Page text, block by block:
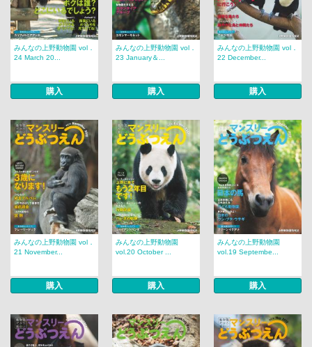
みんなの上野動物園 vol．
24 March 20...
購入
みんなの上野動物園 vol．
23 January＆...
購入
みんなの上野動物園 vol．
22 December...
購入
みんなの上野動物園 vol．
21 November...
購入
みんなの上野動物園
vol.20 October ...
購入
みんなの上野動物園
vol.19 Septembe...
購入